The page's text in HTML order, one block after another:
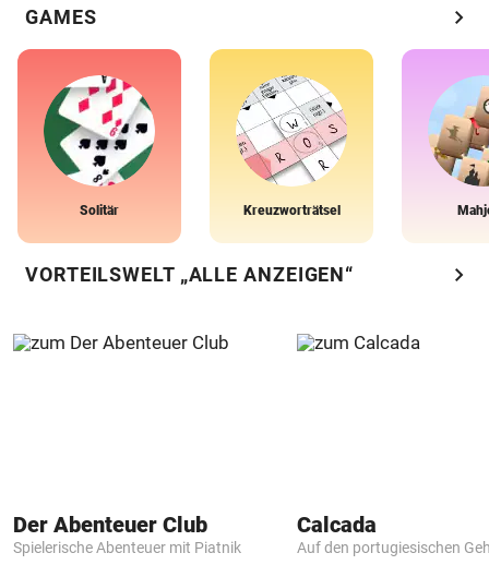
GAMES chevron_right
Solitär Kreuzworträtsel
VORTEILSWELT „ALLE ANZEIGEN“ chevron_right
Der Abenteuer Club
Spielerische Abenteuer mit Piatnik
Calcada
Auf den portugiesischen